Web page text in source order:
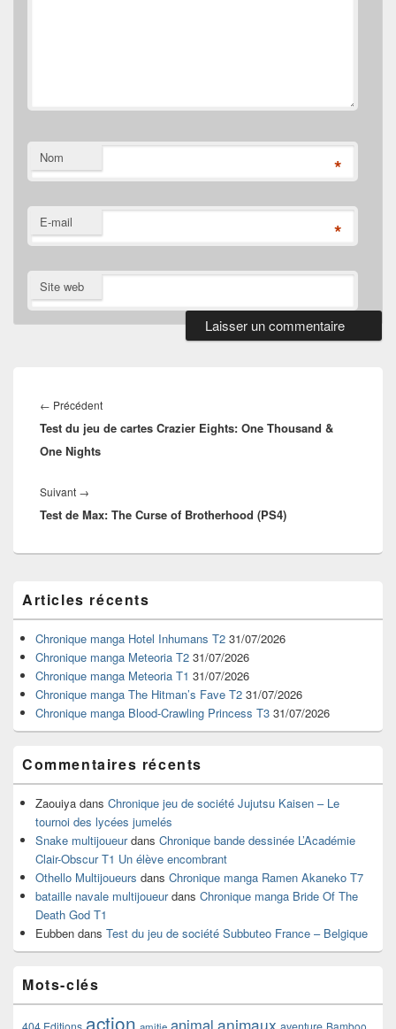
Nom *
E-mail *
Site web
de
l’article
← PrécédentArticle
précédent :
Test du jeu de cartes Crazier Eights: One Thousand &
One Nights
Suivant →
suivant :
Test de Max: The Curse of Brotherhood (PS4)
principale
de
widget
pour
barre
latérale
Articles récents
Chronique manga Hotel Inhumans T2 31/07/2026
Chronique manga Meteoria T2 31/07/2026
Chronique manga Meteoria T1 31/07/2026
Chronique manga The Hitman’s Fave T2 31/07/2026
Chronique manga Blood-Crawling Princess T3 31/07/2026
Commentaires récents
Zaouiya dans Chronique jeu de société Jujutsu Kaisen – Le
tournoi des lycées jumelés
Snake multijoueurdans Chronique bande dessinée L’Académie
Clair-Obscur T1 Un élève encombrant
Othello Multijoueurs dans Chronique manga Ramen Akaneko T7
bataille navale multijoueurdans Chronique manga Bride Of The
Death God T1
Eubben dans Test du jeu de société Subbuteo France – Belgique
Mots-clés
404 Editions action animal animaux Bamboo